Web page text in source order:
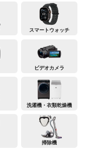
スマートウォッチ
ビデオカメラ
洗濯機・衣類乾燥機
掃除機